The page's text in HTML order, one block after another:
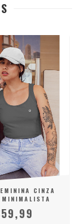
CINZA
MINIMALISTA